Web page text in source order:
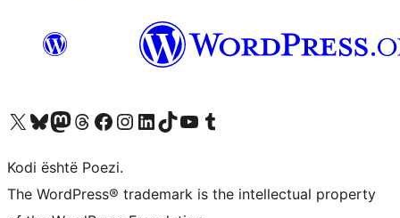
Vizitoni llogarinë tonë X (ish Twitter)
Vizitoni llogarinë tonë Bluesky
Vizitoni llogarinë tonë Mastodon
Vizitoni llogarinë tonë Threads
Vizitoni faqen tonë në Facebook
Vizitoni llogarinë tonë Instagram
Vizitoni llogarinë tonë LinkedIn
Vizitoni llogarinë tonë TikTok
Vizitoni kanalin tonë YouTube
Vizitoni llogarinë tonë Tumblr
Kodi është Poezi.
The WordPress® trademark is the intellectual property